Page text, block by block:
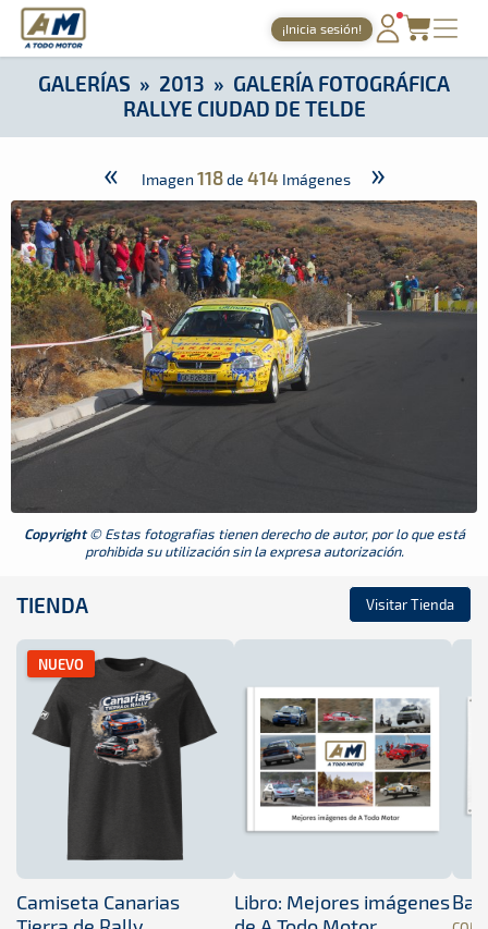
A Todo Motor · Revista del motor desde 1999
¡Inicia sesión!
PORTADA
TIEMPOS ONLINE
AGENDA
GALERÍAS
TIENDA
ARCHIVO
A Todo Motor Galería Fotográfica Rallye
GALERÍAS » 2013 » GALERÍA FOTOGRÁFICA
RALLYE CIUDAD DE TELDE
« Imagen 118de 414 Imágenes »
Copyright© Estas fotografias tienen derecho de autor, por lo que está
prohibida su utilización sin la expresa autorización.
TIENDA Visitar Tienda
NUEVO
Camiseta Canarias
Libro: Mejores imágenes